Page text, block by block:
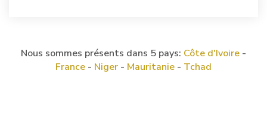
Nous sommes présents dans 5 pays: Côte d'Ivoire -
France - Niger - Mauritanie - Tchad